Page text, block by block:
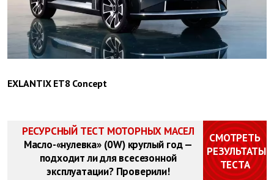
EXLANTIX ET8 Concept
РЕСУРСНЫЙ ТЕСТ МОТОРНЫХ МАСЕЛ
Масло-«нулевка» (0W) круглый год —
подходит ли для всесезонной
эксплуатации? Проверили!
СМОТРЕТЬ
РЕЗУЛЬТАТЫ
ТЕСТА